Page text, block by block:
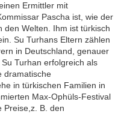
Ermittler mit
Pascha ist, wie der
den Welten. Ihm ist türkisch
Su Turhans Eltern zählen
in Deutschland, genauer
Turhan erfolgreich als
dramatische
in türkischen Familien in
Max-Ophüls-Festival
Preise,z. B. den